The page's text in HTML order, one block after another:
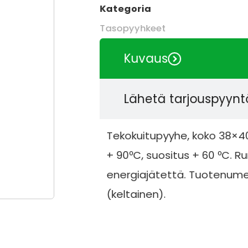
Kategoria
Tasopyyhkeet
Kuvaus
Lähetä
Tekokuitupyyhe, koko
+ 90ºC, suositus + 60 ºC.
energiajätettä.
(keltainen).